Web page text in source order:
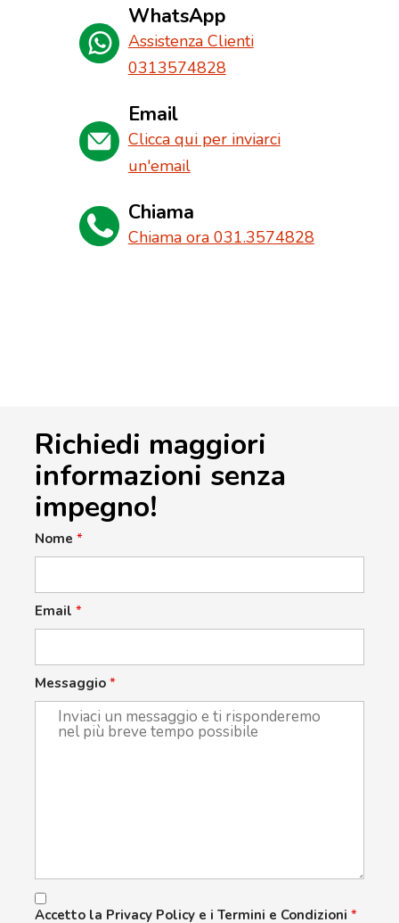
WhatsApp
Assistenza Clienti
0313574828
Email
Clicca qui per inviarci
un'email
Chiama
Chiama ora 031.3574828
Richiedi maggiori
informazioni senza
impegno!
Nome *
Email *
Messaggio *
Accetto la Privacy Policy e i Termini e Condizioni *